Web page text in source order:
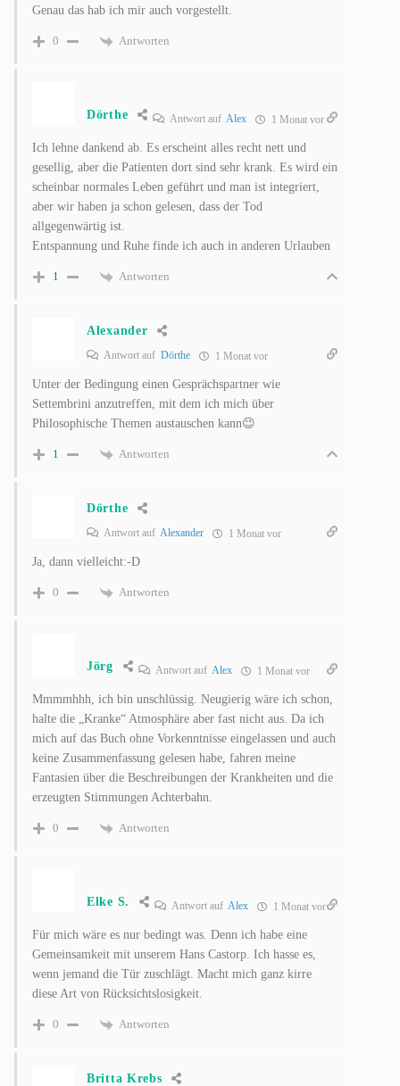
Genau das hab ich mir auch vorgestellt.
0 Antworten
Dörthe Antwort auf Alex 1 Monat vor
Ich lehne dankend ab. Es erscheint alles recht nett und
gesellig, aber die Patienten dort sind sehr krank. Es wird ein
scheinbar normales Leben geführt und man ist integriert,
aber wir haben ja schon gelesen, dass der Tod
allgegenwärtig ist.
Entspannung und Ruhe finde ich auch in anderen Urlauben
1 Antworten
Alexander
Antwort auf Dörthe 1 Monat vor
Unter der Bedingung einen Gesprächspartner wie
Settembrini anzutreffen, mit dem ich mich über
Philosophische Themen austauschen kann😉
1 Antworten
Dörthe
Antwort auf Alexander 1 Monat vor
Ja, dann vielleicht:-D
0 Antworten
Jörg Antwort auf Alex 1 Monat vor
Mmmmhhh, ich bin unschlüssig. Neugierig wäre ich schon,
halte die „Kranke“ Atmosphäre aber fast nicht aus. Da ich
mich auf das Buch ohne Vorkenntnisse eingelassen und auch
keine Zusammenfassung gelesen habe, fahren meine
Fantasien über die Beschreibungen der Krankheiten und die
erzeugten Stimmungen Achterbahn.
0 Antworten
Elke S. Antwort auf Alex 1 Monat vor
Für mich wäre es nur bedingt was. Denn ich habe eine
Gemeinsamkeit mit unserem Hans Castorp. Ich hasse es,
wenn jemand die Tür zuschlägt. Macht mich ganz kirre
diese Art von Rücksichtslosigkeit.
0 Antworten
Britta Krebs